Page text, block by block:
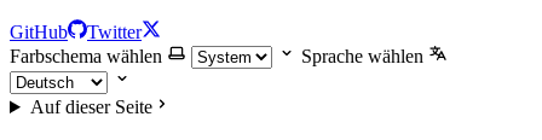
GitHub
Twitter
Farbschema wählen
Sprache wählen
Auf dieser Seite